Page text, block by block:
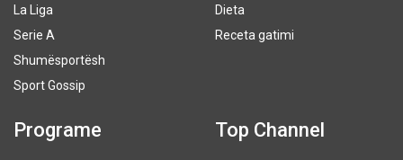
La Liga
Serie A
Shumësportësh
Sport Gossip
Dieta
Receta gatimi
Programe Top Channel